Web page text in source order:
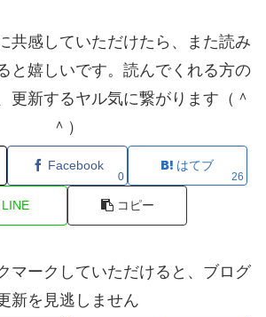
共感していただけたら、また読み
と嬉しいです。読んでくれる方の
更新するヤル気に繋がります（＾
＾）
Facebook
0
はてブ
26
LINE コピー
マークしていただけると、ブログ
新を見逃しません